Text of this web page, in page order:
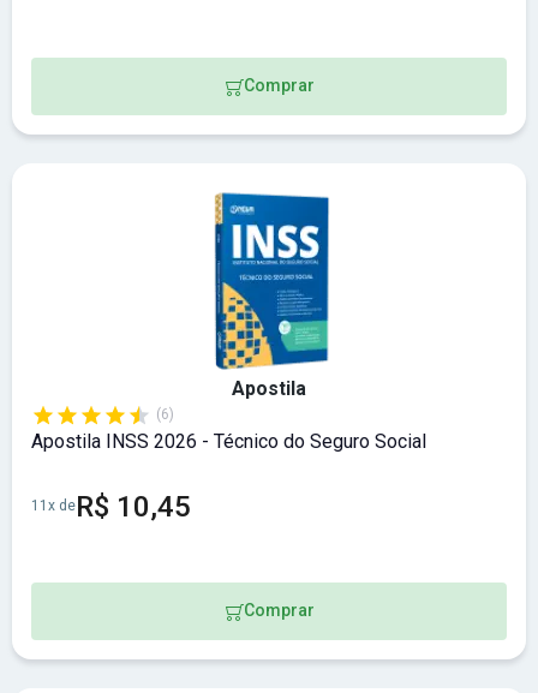
Comprar
Apostila
(6)
Apostila INSS 2026 - Técnico do Seguro Social
11x deR$ 10,45
Comprar